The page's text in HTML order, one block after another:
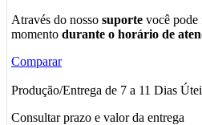
Através do nosso suporte você pode
momento durante o horário de
Comparar
Produção/Entrega de 7 a 11 Dias
Consultar prazo e valor da entrega